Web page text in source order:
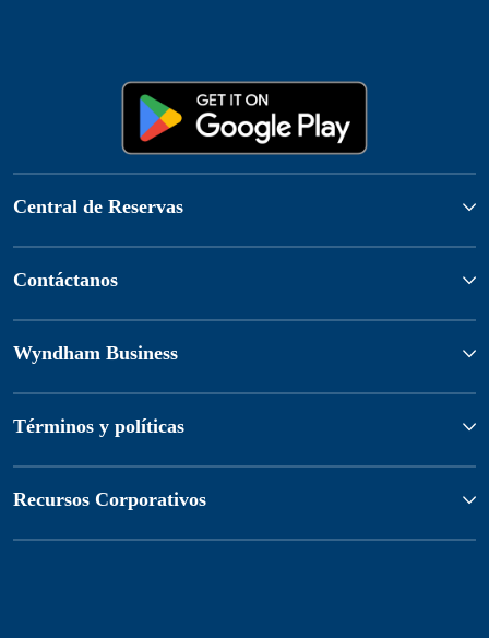
Central de Reservas
Contáctanos
Wyndham Business
Términos y políticas
Recursos Corporativos